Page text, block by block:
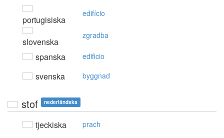
portugisiska
edifício
slovenska
zgradba
spanska edificio
svenska byggnad
stof nederländska
tjeckiska prach